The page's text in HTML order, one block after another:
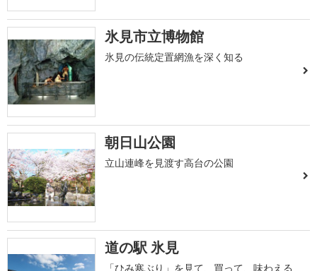
氷見市立博物館
氷見の伝統定置網漁を深く知る
朝日山公園
立山連峰を見渡す高台の公園
道の駅 氷見
「ひみ寒ぶり」を見て、買って、味わえる